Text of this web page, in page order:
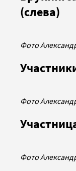
(слева)
Фото
Фото
Фото